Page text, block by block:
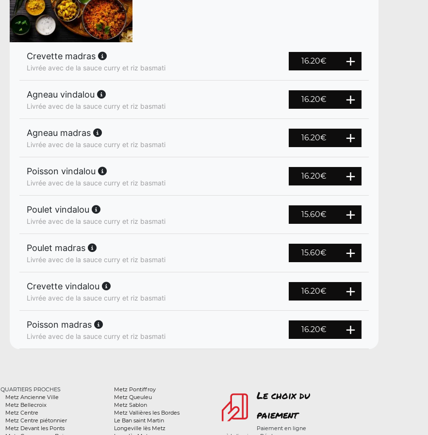
Crevette madras
Livrée avec de la sauce curry et riz basmati
16.20€
Agneau vindalou
Livrée avec de la sauce curry et riz basmati
16.20€
Agneau madras
Livrée avec de la sauce curry et riz basmati
16.20€
Poisson vindalou
Livrée avec de la sauce curry et riz basmati
16.20€
Poulet vindalou
Livrée avec de la sauce curry et riz basmati
15.60€
Poulet madras
Livrée avec de la sauce curry et riz basmati
15.60€
Crevette vindalou
Livrée avec de la sauce curry et riz basmati
16.20€
Poisson madras
Livrée avec de la sauce curry et riz basmati
16.20€
QUARTIERS PROCHES
Metz Ancienne Ville
Metz Bellecroix
Metz Centre
Metz Centre piétonnier
Metz Devant les Ponts
Metz Pontiffroy
Metz Queuleu
Metz Sablon
Metz Vallières les Bordes
Le Ban saint Martin
Longeville lès Metz
Le choix du
paiement
Paiement en ligne